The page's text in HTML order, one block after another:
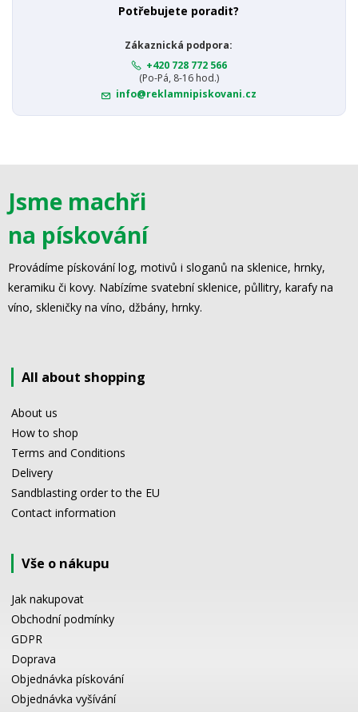
Potřebujete poradit?
Zákaznická podpora:
+420 728 772 566
(Po-Pá, 8-16 hod.)
info@reklamnipiskovani.cz
Jsme machři
na pískování
Provádíme pískování log, motivů i sloganů na sklenice, hrnky,
keramiku či kovy. Nabízíme svatební sklenice, půllitry, karafy na
víno, skleničky na víno, džbány, hrnky.
All about shopping
About us
How to shop
Terms and Conditions
Delivery
Sandblasting order to the EU
Contact information
Vše o nákupu
Jak nakupovat
Obchodní podmínky
GDPR
Doprava
Objednávka pískování
Objednávka vyšívání